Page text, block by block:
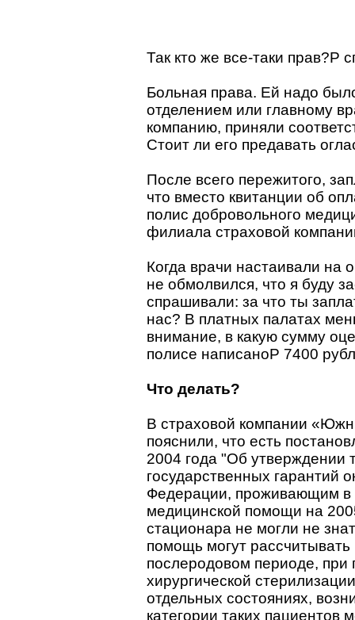
Так кто же все-таки
Больная права. Ей надо
отделением или главному
компанию, приняли
Стоит ли его предавать
После всего пережитого,
что вместо квитанции об
полис добровольного
филиала страховой
Когда врачи настаивали на
не обмолвился, что я буду
спрашивали: за что ты
нас? В платных палатах
внимание, в какую сумму
полисе написаноP 7400
Что делать?
В страховой компании
пояснили, что есть
2004 года "Об утверждении
государственных гарантий
Федерации, проживающим в
медицинской помощи на
стационара не могли не
помощь могут
послеродовом периоде, при
хирургической
отдельных состояниях,
категории таких пациентов